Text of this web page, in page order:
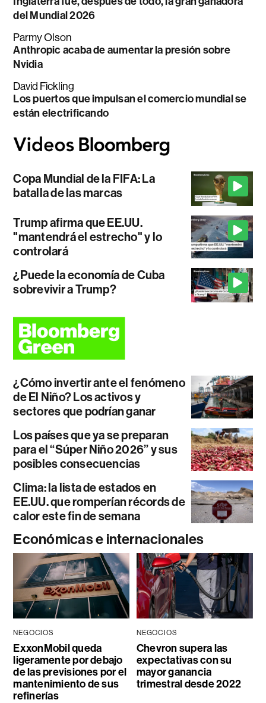
del Mundial 2026
Parmy Olson
Anthropic acaba de aumentar la presión sobre
Nvidia
David Fickling
Los puertos que impulsan el comercio mundial se
están electrificando
Copa Mundial de la FIFA: La
batalla de las marcas
Trump afirma que EE.UU.
"mantendrá el estrecho" y lo
controlará
¿Puede la economía de Cuba
sobrevivir a Trump?
¿Cómo invertir ante el fenómeno
de El Niño? Los activos y
sectores que podrían ganar
Los países que ya se preparan
para el “Súper Niño 2026” y sus
posibles consecuencias
Clima: la lista de estados en
EE.UU. que romperían récords de
calor este fin de semana
Económicas e internacionales
NEGOCIOS
ExxonMobil queda
ligeramente por debajo
de las previsiones por el
mantenimiento de sus
refinerías
NEGOCIOS
Chevron supera las
expectativas con su
mayor ganancia
trimestral desde 2022